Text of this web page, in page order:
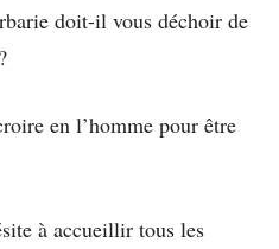
doit-il vous déchoir de
en l’homme pour être
à accueillir tous les